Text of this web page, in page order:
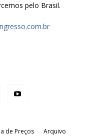
pelo Brasil.
de Preços Arquivo